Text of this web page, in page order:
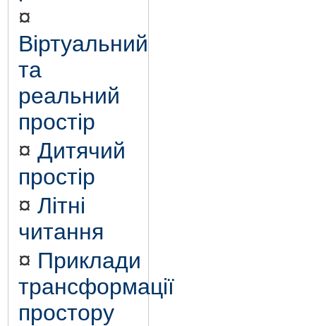
¤
Віртуальний
та
реальний
простір
¤ Дитячий
простір
¤ Літні
читання
¤ Приклади
трансформації
простору